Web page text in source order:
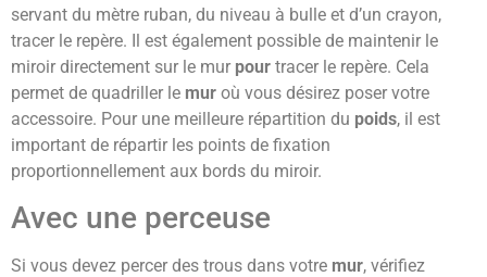
servant du mètre ruban, du niveau à bulle et d’un crayon,
tracer le repère. Il est également possible de maintenir le
miroir directement sur le mur pour tracer le repère. Cela
permet de quadriller le mur où vous désirez poser votre
accessoire. Pour une meilleure répartition du poids, il est
important de répartir les points de fixation
proportionnellement aux bords du miroir.
Avec une perceuse
Si vous devez percer des trous dans votre mur, vérifiez